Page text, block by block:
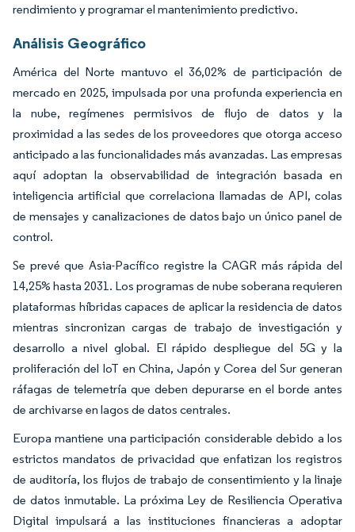
rendimiento y programar el mantenimiento predictivo.
Análisis Geográfico
América del Norte mantuvo el 36,02% de participación de
mercado en 2025, impulsada por una profunda experiencia en
la nube, regímenes permisivos de flujo de datos y la
proximidad a las sedes de los proveedores que otorga acceso
anticipado a las funcionalidades más avanzadas. Las empresas
aquí adoptan la observabilidad de integración basada en
inteligencia artificial que correlaciona llamadas de API, colas
de mensajes y canalizaciones de datos bajo un único panel de
control.
Se prevé que Asia-Pacífico registre la CAGR más rápida del
14,25% hasta 2031. Los programas de nube soberana requieren
plataformas híbridas capaces de aplicar la residencia de datos
mientras sincronizan cargas de trabajo de investigación y
desarrollo a nivel global. El rápido despliegue del 5G y la
proliferación del IoT en China, Japón y Corea del Sur generan
ráfagas de telemetría que deben depurarse en el borde antes
de archivarse en lagos de datos centrales.
Europa mantiene una participación considerable debido a los
estrictos mandatos de privacidad que enfatizan los registros
de auditoría, los flujos de trabajo de consentimiento y la linaje
de datos inmutable. La próxima Ley de Resiliencia Operativa
Digital impulsará a las instituciones financieras a adoptar